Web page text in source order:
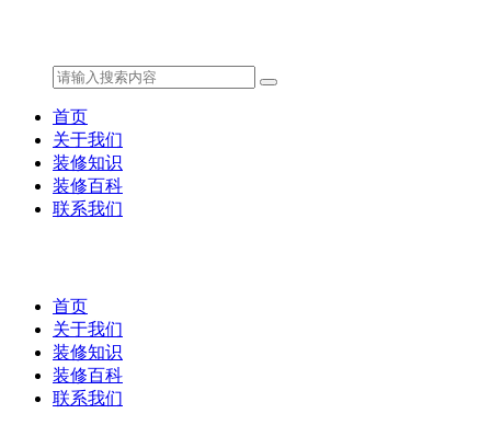
首页
关于我们
装修知识
装修百科
联系我们
首页
关于我们
装修知识
装修百科
联系我们